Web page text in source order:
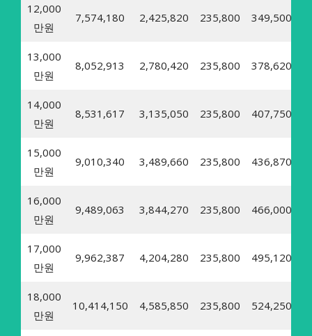
12,000
만원
7,574,180 2,425,820 235,800 349,500
13,000
만원
8,052,913 2,780,420 235,800 378,620
14,000
만원
8,531,617 3,135,050 235,800 407,750
15,000
만원
9,010,340 3,489,660 235,800 436,870
16,000
만원
9,489,063 3,844,270 235,800 466,000
17,000
만원
9,962,387 4,204,280 235,800 495,120
18,000
만원
10,414,150 4,585,850 235,800 524,250